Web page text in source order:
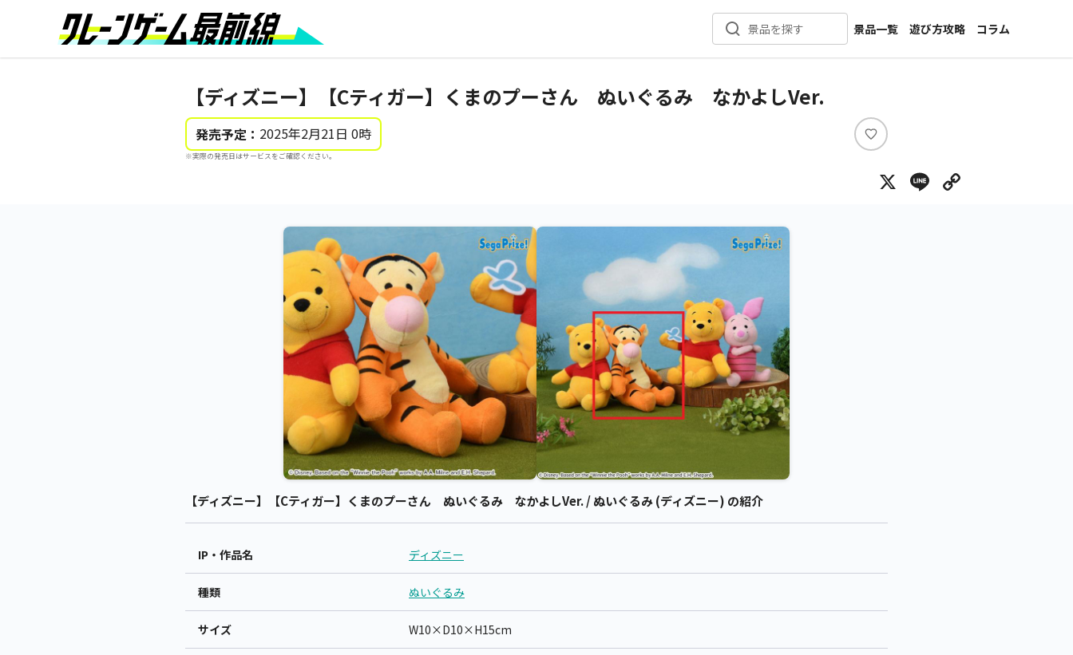
景品を探す
景品一覧
新着景品
メーカー一覧
遊び方攻略
コラム
インタビュー
【ディズニー】【Cティガー】くまのプーさん ぬいぐるみ なかよしVer.
発売予定： 2025年2月21日 0時
※実際の発売日はサービスをご確認ください。
い
ね
X Line
【ディズニー】【Cティガー】くまのプーさん ぬいぐるみ なかよしVer. / ぬいぐるみ (ディズニー) の紹介
IP・作品名 ディズニー
種類 ぬいぐるみ
サイズ W10×D10×H15cm